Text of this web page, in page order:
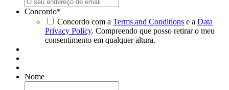
Concordo*
Concordo com a Terms and Conditions e a Data
Privacy Policy. Compreendo que posso retirar o meu
consentimento em qualquer altura.
Nome